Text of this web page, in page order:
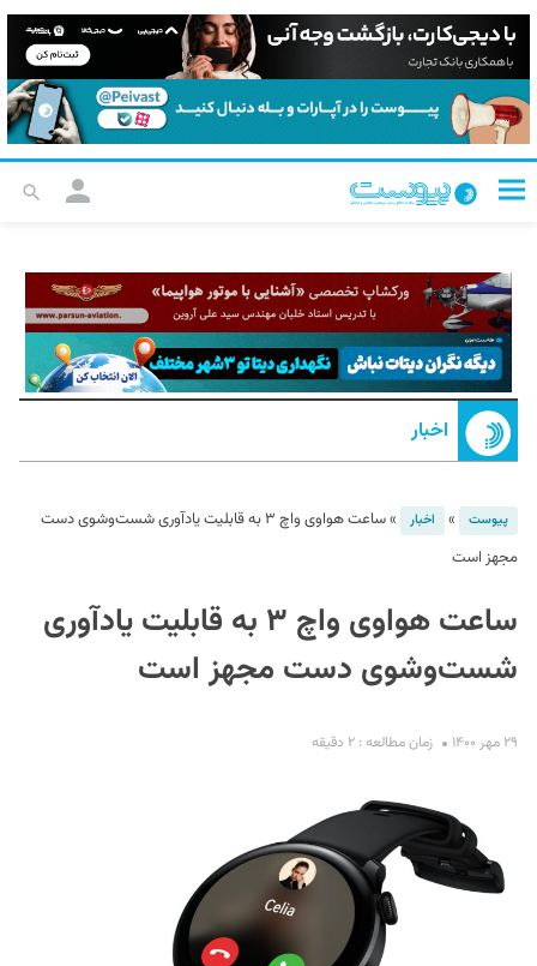
اخبار
پیوست » اخبار »
ساعت هواوی واچ ۳ به قابلیت یادآوری شست‌وشوی دست
مجهز است
ساعت هواوی واچ ۳ به قابلیت یادآوری
شست‌وشوی دست مجهز است
۲۹ مهر ۱۴۰۰ زمان مطالعه : ۲ دقیقه